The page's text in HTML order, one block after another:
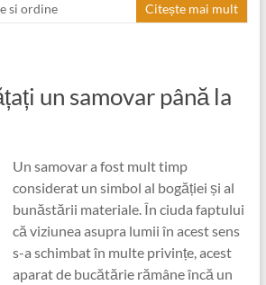
si ordine Citește mai mult
un samovar până la
Un samovar a fost mult timp
considerat un simbol al bogăției și al
bunăstării materiale. În ciuda faptului
că viziunea asupra lumii în acest sens
s-a schimbat în multe privințe, acest
aparat de bucătărie rămâne încă un